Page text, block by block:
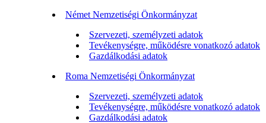
Német Nemzetiségi Önkormányzat
Szervezeti, személyzeti adatok
Tevékenységre, működésre vonatkozó adatok
Gazdálkodási adatok
Roma Nemzetiségi Önkormányzat
Szervezeti, személyzeti adatok
Tevékenységre, működésre vonatkozó adatok
Gazdálkodási adatok